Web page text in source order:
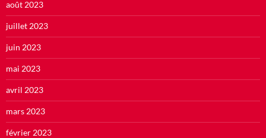
août 2023
juillet 2023
juin 2023
mai 2023
avril 2023
mars 2023
février 2023